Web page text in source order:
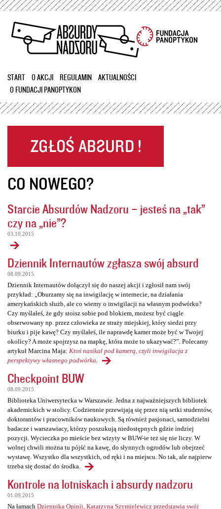
Przejdź
treści
START O AKCJI REGULAMIN
AKTUALNOŚCI
O FUNDACJI PANOPTYKON
CO NOWEGO?
Starcie Absurdów Nadzoru – jesteś na „tak”
czy na „nie”?
03.10.2015
Dziennik Internautów zgłasza swój absurd
08.09.2015
Dziennik Internautów dołączył się do naszej akcji i zgłosił nam swój
przykład: „Oburzamy się na inwigilację w internecie, na działania
amerykańskich służb, ale co wiemy o inwigilacji na własnym podwórku?
Czy myślałeś, że gdy stoisz sobie pod blokiem, możesz być ciągle
obserwowany np. przez człowieka ze straży miejskiej, który siedzi przy
biurku i pije kawę? Czy myślałeś, ile naprawdę kamer może być w Twojej
okolicy? A może spojrzysz na mapkę, która może to ukazywać?”. Polecamy
artykuł Marcina Maja: Ktoś nasikał pod kamerą, czyli inwigilacja z
perspektywy własnego podwórka
Checkpoint BUW
08.09.2015
Biblioteka Uniwersytecka w Warszawie. Jedna z najważniejszych bibliotek
akademickich w stolicy. Codziennie przewijają się przez nią setki studentów,
doktorantów i pracowników naukowych. Są również pasjonaci, samodzielni
badacze i warszawiacy, którzy poszukują niedostępnych gdzie indziej
pozycji. Wycieczka po mieście bez wizyty w BUW-ie też się nie liczy. W
wolnej chwili można tu pójść na kawę, do słynnych ogrodów lub obejrzeć
wystawę. Wszystko dla wszystkich, od ręki i na miejscu. No tak, ale najpierw
trzeba się dostać do środka.
Kontrole na lotniskach i absurdy nadzoru
01.09.2015
Na łamach Dziennika Opinii, Katarzyna Szymielewicz przedstawia swój